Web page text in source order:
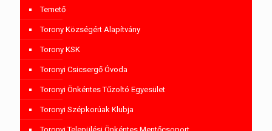
Temető
Torony Községért Alapítvány
Torony KSK
Toronyi Csicsergő Óvoda
Toronyi Önkéntes Tűzoltó Egyesület
Toronyi Szépkorúak Klubja